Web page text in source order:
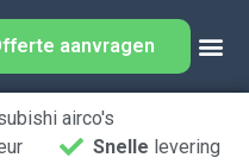
aanvragen
airco's
Snelle levering